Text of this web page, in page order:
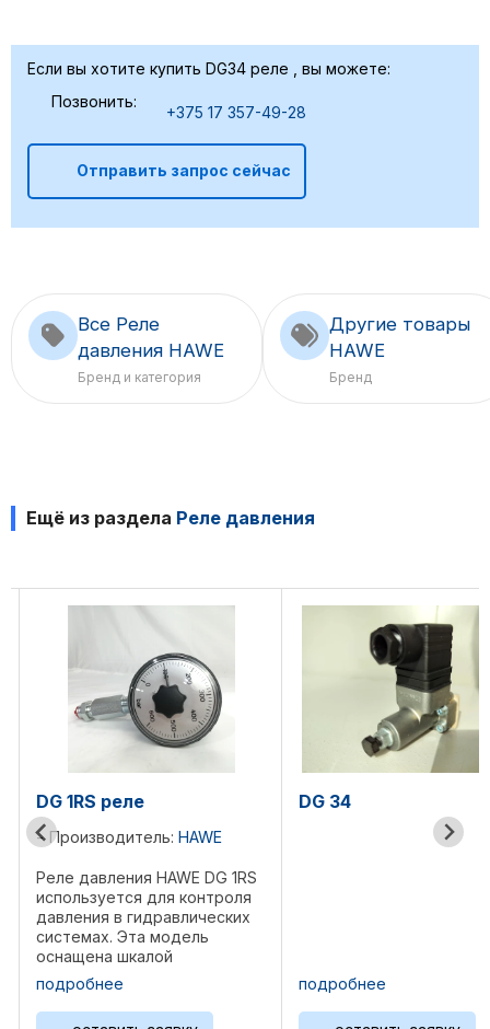
Если вы хотите купить DG34 реле , вы можете:
Позвонить:
+375 17 357-49-28
Отправить запрос сейчас
Все Реле
давления HAWE
Бренд и категория
Другие товары
HAWE
Бренд
Ещё из раздела Реле давления
1RS
что
DG 34
подробнее
DG33 реле
точный контроль
подавая сигнал
достижении
подробнее